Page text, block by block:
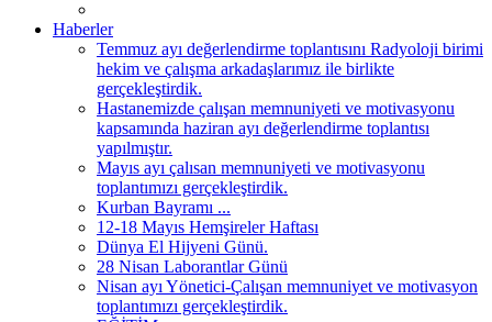
Haberler
Temmuz ayı değerlendirme toplantısını Radyoloji birimi
hekim ve çalışma arkadaşlarımız ile birlikte
gerçekleştirdik.
Hastanemizde çalışan memnuniyeti ve motivasyonu
kapsamında haziran ayı değerlendirme toplantısı
yapılmıştır.
Mayıs ayı çalısan memnuniyeti ve motivasyonu
toplantımızı gerçekleştirdik.
Kurban Bayramı ...
12-18 Mayıs Hemşireler Haftası
Dünya El Hijyeni Günü.
28 Nisan Laborantlar Günü
Nisan ayı Yönetici-Çalışan memnuniyet ve motivasyon
toplantımızı gerçekleştirdik.